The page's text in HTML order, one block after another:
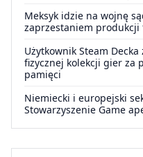
Meksyk idzie na wojnę
zaprzestaniem produkcji
Użytkownik Steam
fizycznej kolekcji gier za
pamięci
Niemiecki i europejski
Stowarzyszenie Game